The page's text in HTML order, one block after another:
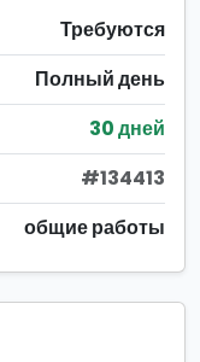
Требуются
Полный день
30 дней
#134413
общие работы